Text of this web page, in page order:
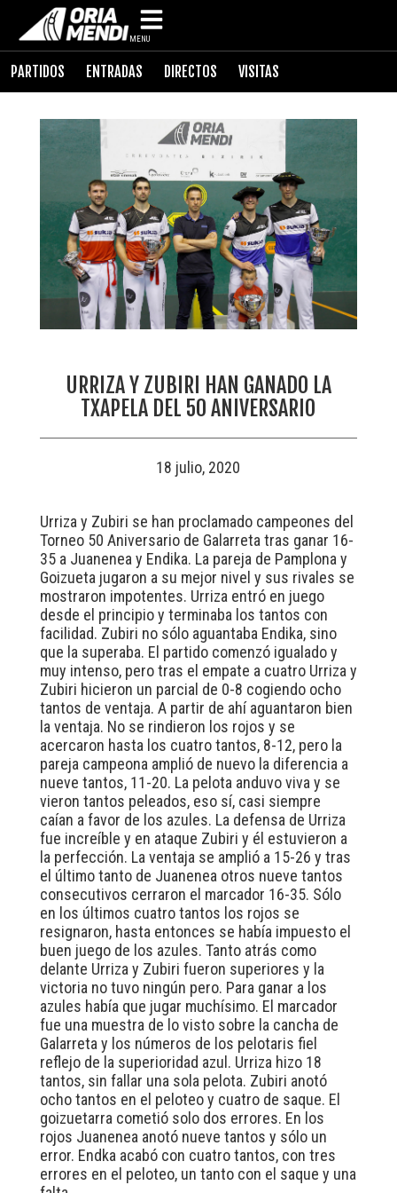
MENU
PARTIDOS ENTRADAS DIRECTOS VISITAS
URRIZA Y ZUBIRI HAN GANADO LA
TXAPELA DEL 50 ANIVERSARIO
18 julio, 2020
Urriza y Zubiri se han proclamado campeones del
Torneo 50 Aniversario de Galarreta tras ganar 16-
35 a Juanenea y Endika. La pareja de Pamplona y
Goizueta jugaron a su mejor nivel y sus rivales se
mostraron impotentes. Urriza entró en juego
desde el principio y terminaba los tantos con
facilidad. Zubiri no sólo aguantaba Endika, sino
que la superaba. El partido comenzó igualado y
muy intenso, pero tras el empate a cuatro Urriza y
Zubiri hicieron un parcial de 0-8 cogiendo ocho
tantos de ventaja. A partir de ahí aguantaron bien
la ventaja. No se rindieron los rojos y se
acercaron hasta los cuatro tantos, 8-12, pero la
pareja campeona amplió de nuevo la diferencia a
nueve tantos, 11-20. La pelota anduvo viva y se
vieron tantos peleados, eso sí, casi siempre
caían a favor de los azules. La defensa de Urriza
fue increíble y en ataque Zubiri y él estuvieron a
la perfección. La ventaja se amplió a 15-26 y tras
el último tanto de Juanenea otros nueve tantos
consecutivos cerraron el marcador 16-35. Sólo
en los últimos cuatro tantos los rojos se
resignaron, hasta entonces se había impuesto el
buen juego de los azules. Tanto atrás como
delante Urriza y Zubiri fueron superiores y la
victoria no tuvo ningún pero. Para ganar a los
azules había que jugar muchísimo. El marcador
fue una muestra de lo visto sobre la cancha de
Galarreta y los números de los pelotaris fiel
reflejo de la superioridad azul. Urriza hizo 18
tantos, sin fallar una sola pelota. Zubiri anotó
ocho tantos en el peloteo y cuatro de saque. El
goizuetarra cometió solo dos errores. En los
rojos Juanenea anotó nueve tantos y sólo un
error. Endka acabó con cuatro tantos, con tres
errores en el peloteo, un tanto con el saque y una